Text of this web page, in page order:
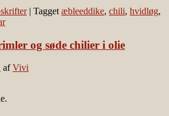
| Tagget æbleeddike, chili, hvidløg,
og søde chilier i olie
afVivi